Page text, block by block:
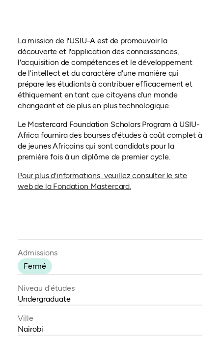
La mission de l'USIU-A est de promouvoir la
découverte et l'application des connaissances,
l'acquisition de compétences et le développement
de l'intellect et du caractère d'une manière qui
prépare les étudiants à contribuer efficacement et
éthiquement en tant que citoyens d'un monde
changeant et de plus en plus technologique.
Le Mastercard Foundation Scholars Program à USIU-
Africa fournira des bourses d'études à coût complet à
de jeunes Africains qui sont candidats pour la
première fois à un diplôme de premier cycle.
Pour plus d'informations, veuillez consulter le site
web de la Fondation Mastercard.
Admissions
Fermé
Niveau d'études
Undergraduate
Ville
Nairobi